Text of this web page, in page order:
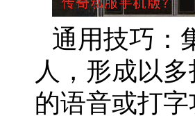
通用技巧：
人，形成以
的语音或打